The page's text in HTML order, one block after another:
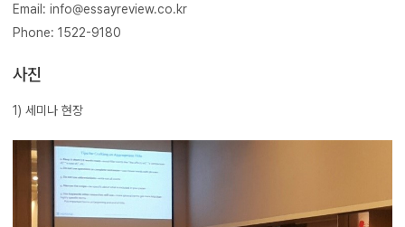
Email: info@essayreview.co.kr
Phone: 1522-9180
사진
1) 세미나 현장